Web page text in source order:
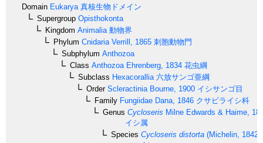
Domain Eukarya 真核生物ドメイン
Supergroup Opisthokonta
Kingdom Animalia 動物界
Phylum Cnidaria Verrill, 1865 刺胞動物門
Subphylum Anthozoa
Class Anthozoa Ehrenberg, 1834 花虫綱
Subclass Hexacorallia 六放サンゴ亜綱
OrderScleractinia Bourne, 1900 イシサンゴ目
Family Fungiidae Dana, 1846 クサビライシ科
Genus Cycloseris Milne Edwards & Haime,
イシ属
Species Cycloseris distorta (Michelin, 1842)